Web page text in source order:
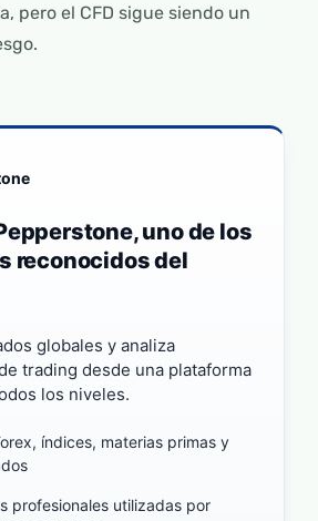
pero el CFD sigue siendo un
uno de los
reconocidos del
globales y analiza
trading desde una plataforma
los niveles.
índices, materias primas y
profesionales utilizadas por